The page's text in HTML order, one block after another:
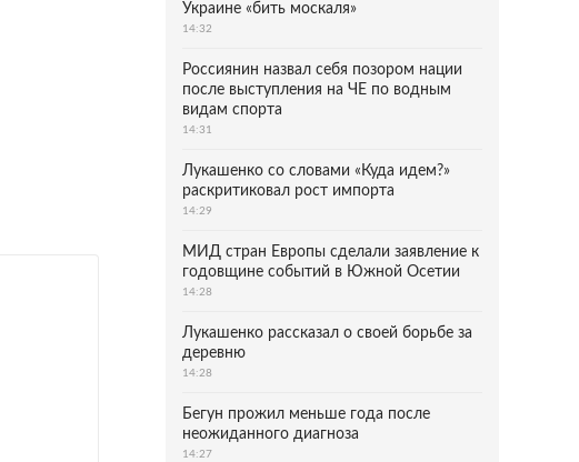
Украине «бить москаля»
14:32
Россиянин назвал себя позором нации
после выступления на ЧЕ по водным
видам спорта
14:31
Лукашенко со словами «Куда идем?»
раскритиковал рост импорта
14:29
МИД стран Европы сделали заявление к
годовщине событий в Южной Осетии
14:28
Лукашенко рассказал о своей борьбе за
деревню
14:28
Бегун прожил меньше года после
неожиданного диагноза
14:27